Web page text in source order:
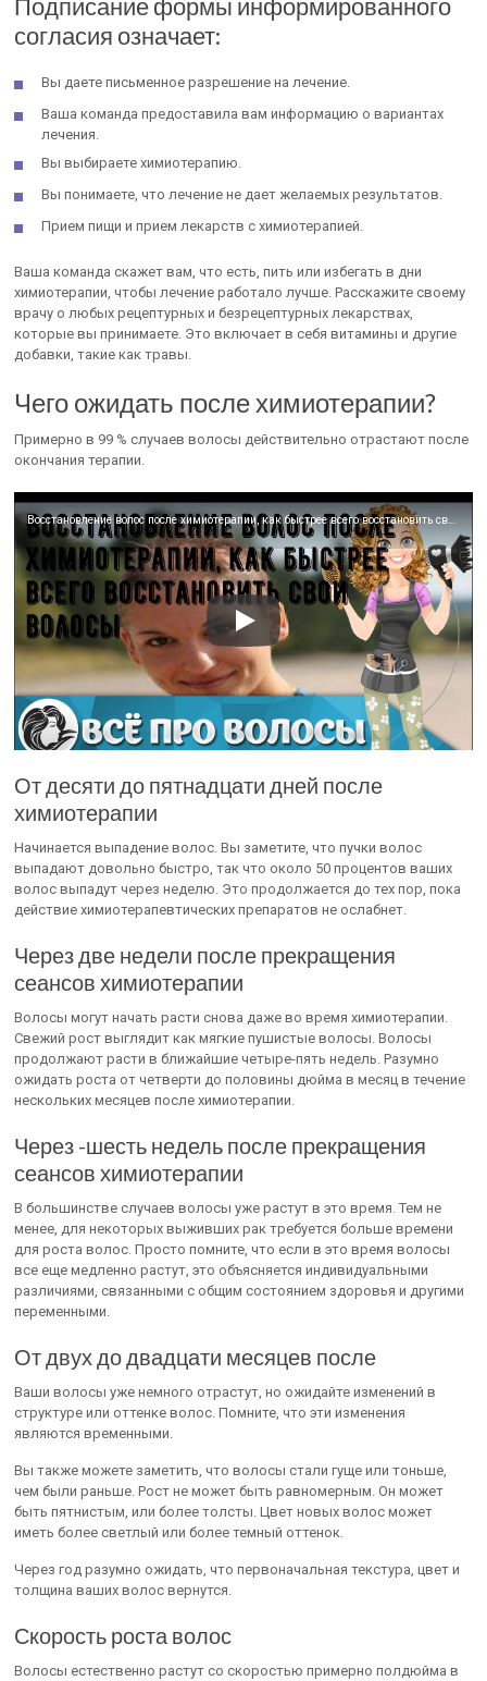
согласия означает:
Вы даете письменное разрешение на лечение.
Ваша команда предоставила вам информацию о вариантах
лечения.
Вы выбираете химиотерапию.
Вы понимаете, что лечение не дает желаемых результатов.
Прием пищи и прием лекарств с химиотерапией.
Ваша команда скажет вам, что есть, пить или избегать в дни
химиотерапии, чтобы лечение работало лучше. Расскажите своему
врачу о любых рецептурных и безрецептурных лекарствах,
которые вы принимаете. Это включает в себя витамины и другие
добавки, такие как травы.
Чего ожидать после химиотерапии?
Примерно в 99 % случаев волосы действительно отрастают после
окончания терапии.
Восстановление волос после химиотерапии, как быстрее всего восстановить свои волосы
От десяти до пятнадцати дней после
химиотерапии
Начинается выпадение волос. Вы заметите, что пучки волос
выпадают довольно быстро, так что около 50 процентов ваших
волос выпадут через неделю. Это продолжается до тех пор, пока
действие химиотерапевтических препаратов не ослабнет.
Через две недели после прекращения
сеансов химиотерапии
Волосы могут начать расти снова даже во время химиотерапии.
Свежий рост выглядит как мягкие пушистые волосы. Волосы
продолжают расти в ближайшие четыре-пять недель. Разумно
ожидать роста от четверти до половины дюйма в месяц в течение
нескольких месяцев после химиотерапии.
Через -шесть недель после прекращения
сеансов химиотерапии
В большинстве случаев волосы уже растут в это время. Тем не
менее, для некоторых выживших рак требуется больше времени
для роста волос. Просто помните, что если в это время волосы
все еще медленно растут, это объясняется индивидуальными
различиями, связанными с общим состоянием здоровья и другими
переменными.
От двух до двадцати месяцев после
Ваши волосы уже немного отрастут, но ожидайте изменений в
структуре или оттенке волос. Помните, что эти изменения
являются временными.
Вы также можете заметить, что волосы стали гуще или тоньше,
чем были раньше. Рост не может быть равномерным. Он может
быть пятнистым, или более толсты. Цвет новых волос может
иметь более светлый или более темный оттенок.
Через год разумно ожидать, что первоначальная текстура, цвет и
толщина ваших волос вернутся.
Скорость роста волос
Волосы естественно растут со скоростью примерно полдюйма в